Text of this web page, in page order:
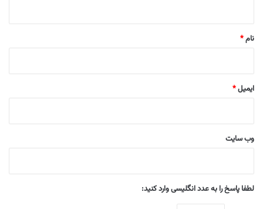
نام*
ایمیل*
وب‌ سایت
لطفا پاسخ را به عدد انگلیسی وارد کنید: